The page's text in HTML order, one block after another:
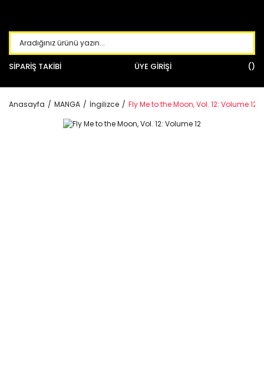
SİPARİŞ TAKİBİ ÜYE GİRİŞİ
Anasayfa MANGA İngilizce Fly Me to the Moon, Vol. 12: Volume 12